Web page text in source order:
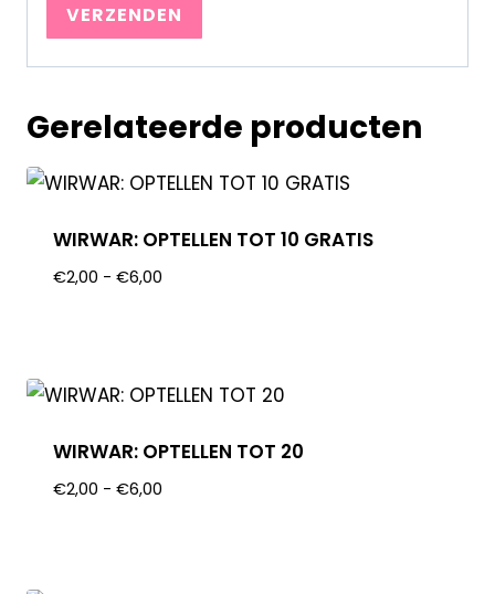
Gerelateerde producten
WIRWAR: OPTELLEN TOT 10 GRATIS
€2,00 - €6,00
WIRWAR: OPTELLEN TOT 20
€2,00 - €6,00